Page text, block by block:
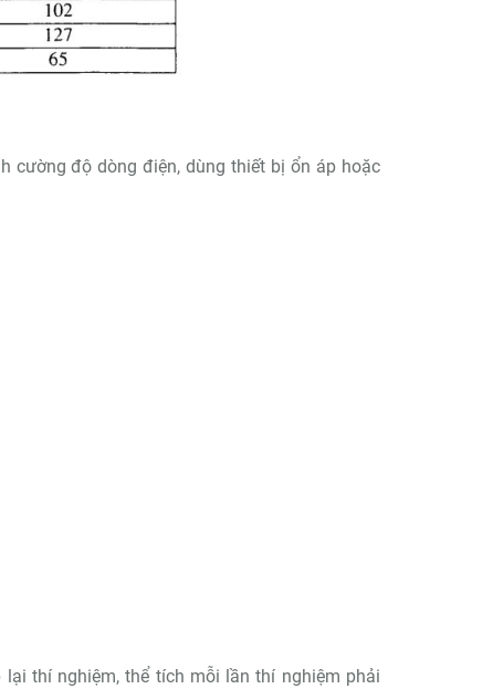
cường độ dòng điện, dùng thiết bị ổn áp hoặc
thí nghiệm, thể tích mỗi lần thí nghiệm phải